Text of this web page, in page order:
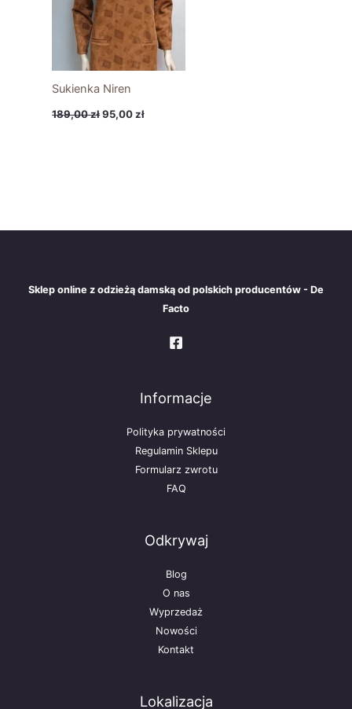
Sukienka Niren
189,00zł95,00zł
Sklep online z odzieżą damską od polskich producentów - De
Facto
Informacje
Polityka prywatności
Regulamin Sklepu
Formularz zwrotu
FAQ
Odkrywaj
Blog
O nas
Wyprzedaż
Nowości
Kontakt
Lokalizacja